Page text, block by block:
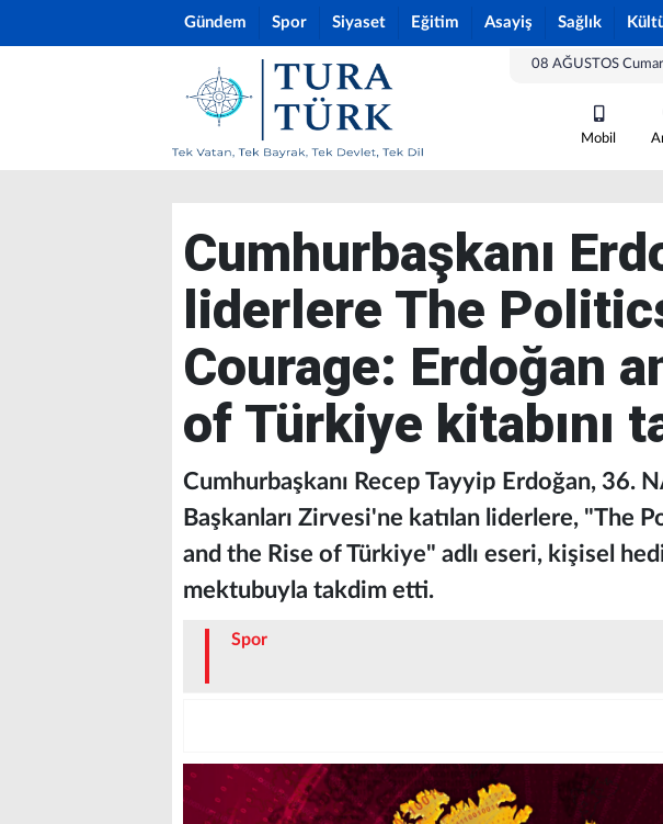
Gündem Spor Siyaset Eğitim Asayiş Sağlık
08 AĞUSTOS
Mobil
Cumhurbaşkanı
liderlere The
Courage: Erdoğan
of Türkiye kitabını
Cumhurbaşkanı Recep Tayyip Erdoğan, 36.
Başkanları Zirvesi'ne katılan liderlere, "The
and the Rise of Türkiye" adlı eseri, kişisel
mektubuyla takdim etti.
Spor